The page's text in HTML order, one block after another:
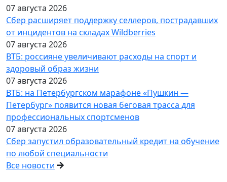
07 августа 2026
Сбер расширяет поддержку селлеров, пострадавших
от инцидентов на складах Wildberries
07 августа 2026
ВТБ: россияне увеличивают расходы на спорт и
здоровый образ жизни
07 августа 2026
ВТБ: на Петербургском марафоне «Пушкин —
Петербург» появится новая беговая трасса для
профессиональных спортсменов
07 августа 2026
Сбер запустил образовательный кредит на обучение
по любой специальности
Все новости